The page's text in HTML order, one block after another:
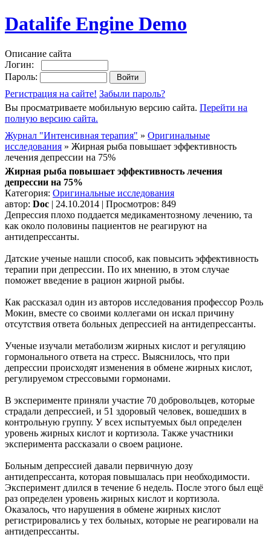
Datalife Engine Demo
Описание сайта
Логин:
Пароль:
Регистрация на сайте! Забыли пароль?
Вы просматриваете мобильную версию сайта. Перейти на
полную версию сайта.
Журнал "Интенсивная терапия" » Оригинальные
исследования » Жирная рыба повышает эффективность
лечения депрессии на 75%
Жирная рыба повышает эффективность лечения
депрессии на 75%
Категория: Оригинальные исследования
автор: Doc | 24.10.2014 | Просмотров: 849
Депрессия плохо поддается медикаментозному лечению, та
как около половины пациентов не реагируют на
антидепрессанты.
Датские ученые нашли способ, как повысить эффективность
терапии при депрессии. По их мнению, в этом случае
поможет введение в рацион жирной рыбы.
Как рассказал один из авторов исследования профессор Роэль
Мокин, вместе со своими коллегами он искал причину
отсутствия ответа больных депрессией на антидепрессанты.
Ученые изучали метаболизм жирных кислот и регуляцию
гормонального ответа на стресс. Выяснилось, что при
депрессии происходят изменения в обмене жирных кислот,
регулируемом стрессовыми гормонами.
В эксперименте приняли участие 70 добровольцев, которые
страдали депрессией, и 51 здоровый человек, вошедших в
контрольную группу. У всех испытуемых был определен
уровень жирных кислот и кортизола. Также участники
эксперимента рассказали о своем рационе.
Больным депрессией давали первичную дозу
антидепрессанта, которая повышалась при необходимости.
Эксперимент длился в течение 6 недель. После этого был ещё
раз определен уровень жирных кислот и кортизола.
Оказалось, что нарушения в обмене жирных кислот
регистрировались у тех больных, которые не реагировали на
антидепрессанты.